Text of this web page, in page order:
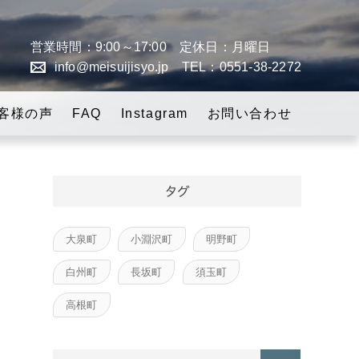
スローライフの実
営業時間：9:00～17:00 定休日：月曜日
info@meisuijisyo.jpTEL：0551-38-2272
様の声 FAQ Instagram お問い合わせ
タグ
大泉町 小淵沢町 明野町
白州町 長坂町 須玉町
高根町